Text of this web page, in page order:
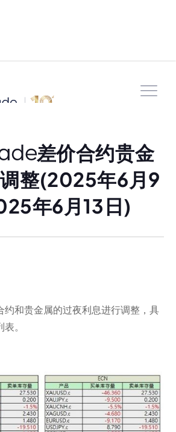
差价合约贵金
整(2025年6月9
年6月13日)
约和贵金属的过夜利息进行调整，具
。